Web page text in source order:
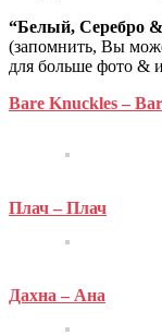
“Белый, Серебро
(запомнить, Вы
для больше фото &
Bare Knuckles –
Плач – Плач
Дахна – Ана